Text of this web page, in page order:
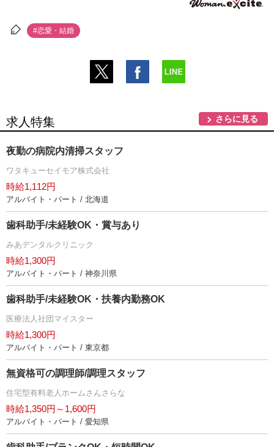
#恋愛・結婚
求人特集 さらに見る
夜勤の病院内清掃スタッフ
ワタキューセイモア株式会社
時給1,112円
アルバイト・パート / 北海道
歯科助手/未経験OK・賞与あり
みあデンタルクリニック
時給1,300円
アルバイト・パート / 神奈川県
歯科助手/未経験OK・扶養内勤務OK
医療法人社団マイスター
時給1,300円
アルバイト・パート / 東京都
無資格可の調理師/調理スタッフ
住宅型有料老人ホームさんさらな
時給1,350円～1,600円
アルバイト・パート / 愛知県